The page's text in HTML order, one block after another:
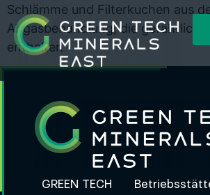
Schlämme und Filterkuchen aus
Abgasbehandlung, die
enthalten
GREEN TECH